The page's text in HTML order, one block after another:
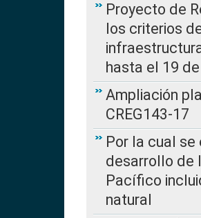
Proyecto de
los criterios
hasta el 19
Ampliación
CREG143-17
Por la cual
desarrollo de
Pacífico
natural